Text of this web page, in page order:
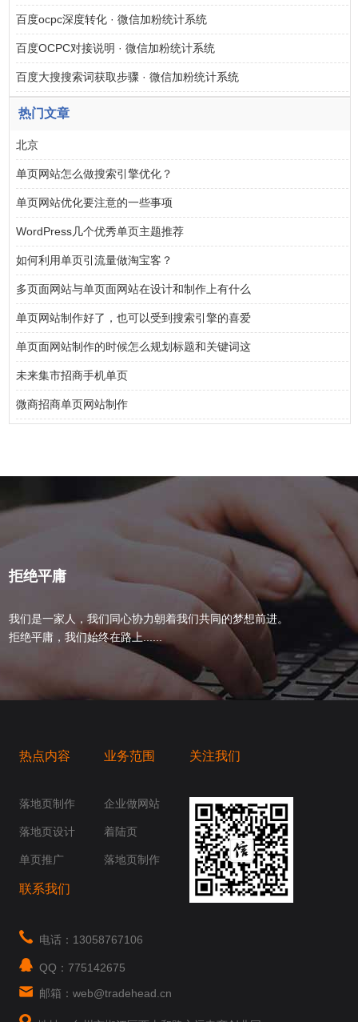
百度ocpc深度转化 · 微信加粉统计系统
百度OCPC对接说明 · 微信加粉统计系统
百度大搜搜索词获取步骤 · 微信加粉统计系统
热门文章
北京
单页网站怎么做搜索引擎优化？
单页网站优化要注意的一些事项
WordPress几个优秀单页主题推荐
如何利用单页引流量做淘宝客？
多页面网站与单页面网站在设计和制作上有什么
单页网站制作好了，也可以受到搜索引擎的喜爱
单页面网站制作的时候怎么规划标题和关键词这
未来集市招商手机单页
微商招商单页网站制作
拒绝平庸
我们是一家人，我们同心协力朝着我们共同的梦想前进。
拒绝平庸，我们始终在路上......
热点内容
落地页制作
落地页设计
单页推广
业务范围
企业做网站
着陆页
落地页制作
关注我们
联系我们
电话：13058767106
QQ：775142675
邮箱：web@tradehead.cn